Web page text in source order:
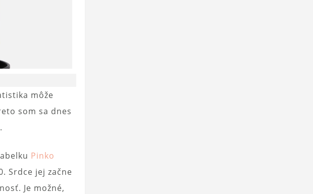
môže
som sa dnes
Pinko
Srdce jej začne
Je možné,